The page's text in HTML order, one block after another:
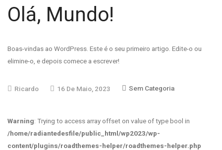
Olá, Mundo!
Boas-vindas ao WordPress. Este é o seu primeiro artigo. Edite-o ou
elimine-o, e depois comece a escrever!
Ricardo 16 De Maio, 2023 Sem Categoria
Warning: Trying to access array offset on value of type bool in
/home/radiantedesfile/public_html/wp2023/wp-
content/plugins/roadthemes-helper/roadthemes-helper.php